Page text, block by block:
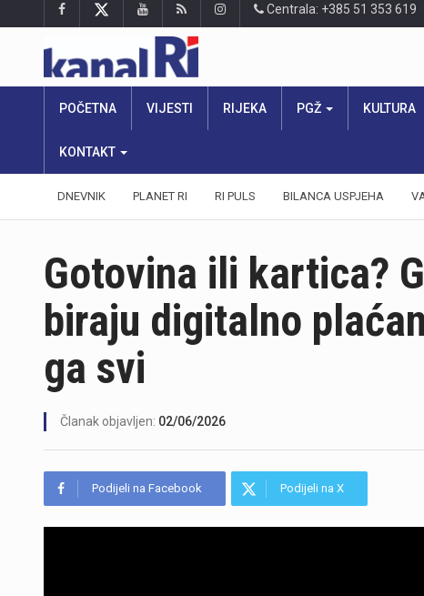
Centrala: +385 51 353 619
POČETNA VIJESTI RIJEKA PGŽ KULTURA
KONTAKT
DNEVNIK PLANET RI RI PULS BILANCA USPJEHA
Gotovina ili kartica?
biraju digitalno
ga svi
Članak objavljen: 02/06/2026
Podijeli na Facebook Podijeli na X